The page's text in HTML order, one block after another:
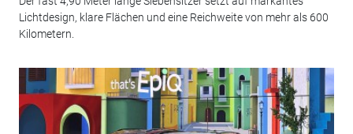
Lichtdesign, klare Flächen und eine Reichweite von mehr als 600
Kilometern.